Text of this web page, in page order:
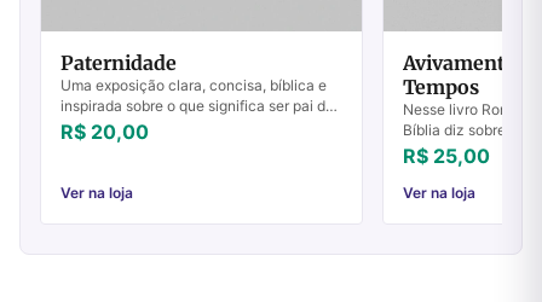
Paternidade
Uma exposição clara, concisa, bíblica e
inspirada sobre o que significa ser pai do
ponto de vista de Deus. Um clássico
indispensável para todos os pais, jove...
R$ 20,00
Ver na loja
Avivamento
Tempos
Nesse livro Ron
Bíblia diz sobre o
tempos. "De fato,
quando um pastor
perguntou ...
R$ 25,00
Ver na loja